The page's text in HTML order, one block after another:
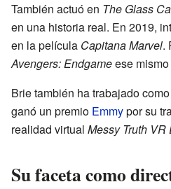
También actuó en The Glass
en una historia real. En 2019,
en la película Capitana Marvel.
Avengers: Endgameese
Brie también ha trabajado
ganó un premio Emmypor su
realidad virtual Messy Truth
Su faceta como